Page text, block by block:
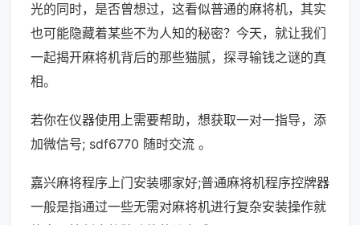
光的同时，是否曾想过，这看似普通的麻将机，其实
也可能隐藏着某些不为人知的秘密？今天，就让我们
一起揭开麻将机背后的那些猫腻，探寻输钱之谜的真
相。
若你在仪器使用上需要帮助，想获取一对一指导，添
加微信号; sdf6770 随时交流 。
嘉兴麻将程序上门安装哪家好;普通麻将机程序控牌器
一般是指通过一些无需对麻将机进行复杂安装操作就